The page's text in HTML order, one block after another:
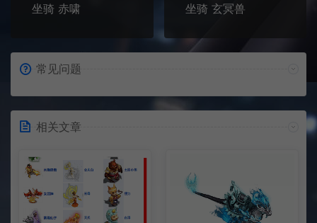
坐骑 赤啸
坐骑 玄冥兽
常见问题
相关文章